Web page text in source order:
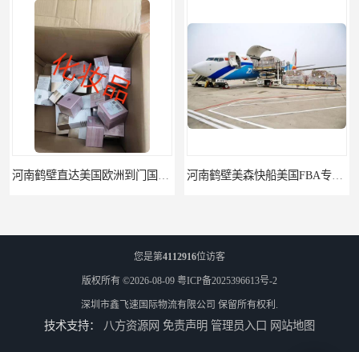
河南鹤壁直达美国欧洲到门国际快递药品口罩洗手液消毒水防护衣 河南鹤壁美森快船美国FBA专线海运国际物流双清包税
您是第4112916位访客
版权所有 ©2026-08-09 粤ICP备2025396613号-2
深圳市鑫飞速国际物流有限公司 保留所有权利.
技术支持： 八方资源网 免责声明 管理员入口 网站地图